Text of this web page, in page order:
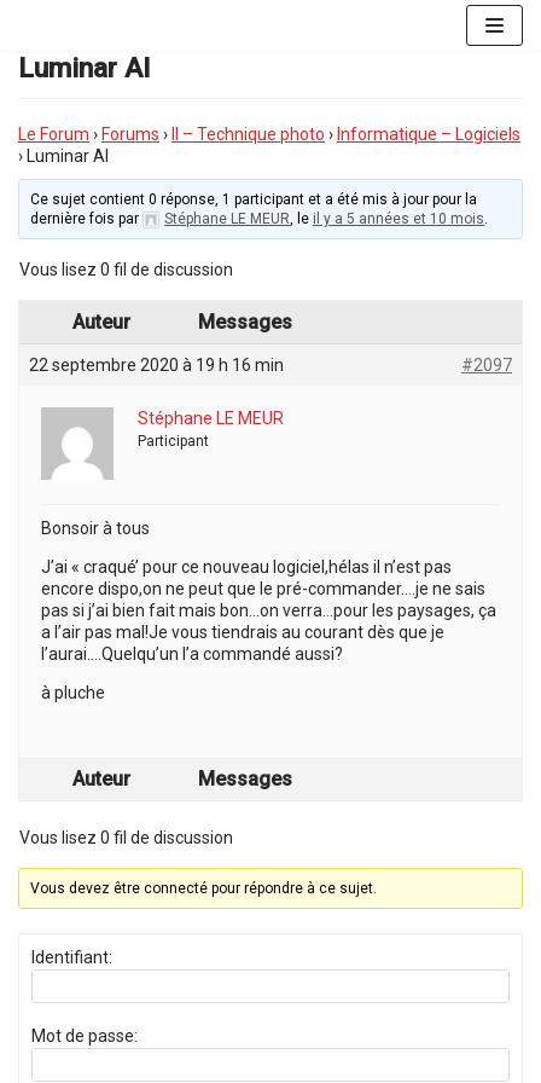
au
contenu
Luminar AI
Le Forum › Forums › II – Technique photo › Informatique – Logiciels
› Luminar AI
Ce sujet contient 0 réponse, 1 participant et a été mis à jour pour la
dernière fois par
Stéphane LE MEUR, le il y a 5 années et 10 mois.
Vous lisez 0 fil de discussion
Auteur Messages
22 septembre 2020 à 19 h 16 min #2097
Stéphane LE MEUR
Participant
Bonsoir à tous
J’ai « craqué’ pour ce nouveau logiciel,hélas il n’est pas
encore dispo,on ne peut que le pré-commander….je ne sais
pas si j’ai bien fait mais bon…on verra…pour les paysages, ça
a l’air pas mal!Je vous tiendrais au courant dès que je
l’aurai….Quelqu’un l’a commandé aussi?
à pluche
Auteur Messages
Vous lisez 0 fil de discussion
Vous devez être connecté pour répondre à ce sujet.
Identifiant:
Mot de passe: